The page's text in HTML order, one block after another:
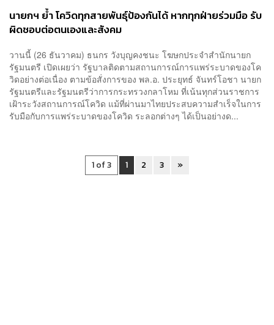
นายกฯ ย้ำ โควิดทุกสายพันธ์ุป้องกันได้ หากทุกฝ่ายร่วมมือ รับ
ผิดชอบต่อตนเองและสังคม
วานนี้ (26 ธันวาคม) ธนกร วังบุญคงชนะ โฆษกประจำสำนักนายก
รัฐมนตรี เปิดเผยว่า รัฐบาลติดตามสถานการณ์การแพร่ระบาดของโค
วิดอย่างต่อเนื่อง ตามข้อสั่งการของ พล.อ. ประยุทธ์ จันทร์โอชา นายก
รัฐมนตรีและรัฐมนตรีว่าการกระทรวงกลาโหม ที่เน้นทุกส่วนราชการ
เฝ้าระวังสถานการณ์โควิด แม้ที่ผ่านมาไทยประสบความสำเร็จในการ
รับมือกับการแพร่ระบาดของโควิด ระลอกต่างๆ ได้เป็นอย่างด...
1 of 3 1 2 3 »